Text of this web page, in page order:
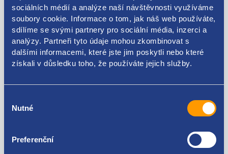
sociálních médií a analýze naší návštěvnosti využíváme
soubory cookie. Informace o tom, jak náš web používáte,
sdílíme se svými partnery pro sociální média, inzerci a
analýzy. Partneři tyto údaje mohou zkombinovat s
dalšími informacemi, které jste jim poskytli nebo které
získali v důsledku toho, že používáte jejich služby.
souhlasu
Nutné
Preferenční
Kódy produktu
2GA807375